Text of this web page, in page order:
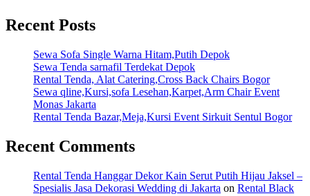
Recent Posts
Sewa Sofa Single Warna Hitam,Putih Depok
Sewa Tenda sarnafil Terdekat Depok
Rental Tenda, Alat Catering,Cross Back Chairs Bogor
Sewa qline,Kursi,sofa Lesehan,Karpet,Arm Chair Event
Monas Jakarta
Rental Tenda Bazar,Meja,Kursi Event Sirkuit Sentul Bogor
Recent Comments
Rental Tenda Hanggar Dekor Kain Serut Putih Hijau Jaksel –
Spesialis Jasa Dekorasi Wedding di Jakarta on Rental Black